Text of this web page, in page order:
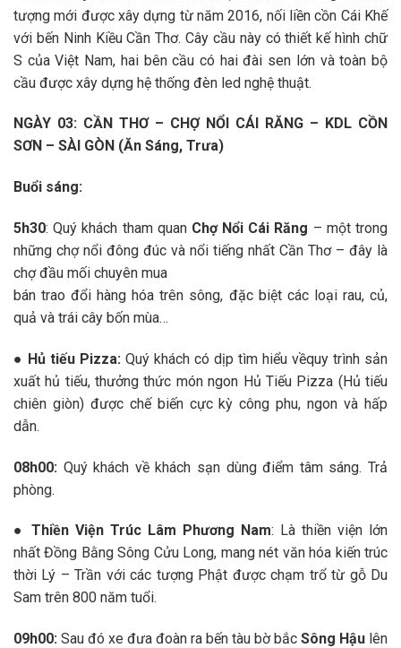
tượng mới được xây dựng từ năm 2016, nối liền cồn Cái Khế
với bến Ninh Kiều Cần Thơ. Cây cầu này có thiết kế hình chữ
S của Việt Nam, hai bên cầu có hai đài sen lớn và toàn bộ
cầu được xây dựng hệ thống đèn led nghệ thuật.
NGÀY 03: CẦN THƠ – CHỢ NỔI CÁI RĂNG – KDL CỒN
SƠN – SÀI GÒN (Ăn Sáng, Trưa)
Buổi sáng:
5h30: Quý khách tham quan Chợ Nổi Cái Răng – một trong
những chợ nổi đông đúc và nổi tiếng nhất Cần Thơ – đây là
chợ đầu mối chuyên mua
bán trao đổi hàng hóa trên sông, đặc biệt các loại rau, củ,
quả và trái cây bốn mùa…
● Hủ tiếu Pizza: Quý khách có dịp tìm hiểu vềquy trình sản
xuất hủ tiếu, thưởng thức món ngon Hủ Tiếu Pizza (Hủ tiếu
chiên giòn) được chế biến cực kỳ công phu, ngon và hấp
dẫn.
08h00: Quý khách về khách sạn dùng điểm tâm sáng. Trả
phòng.
● Thiền Viện Trúc Lâm Phương Nam: Là thiền viện lớn
nhất Đồng Bằng Sông Cửu Long, mang nét văn hóa kiến trúc
thời Lý – Trần với các tượng Phật được chạm trổ từ gỗ Du
Sam trên 800 năm tuổi.
09h00: Sau đó xe đưa đoàn ra bến tàu bờ bắc Sông Hậu lên